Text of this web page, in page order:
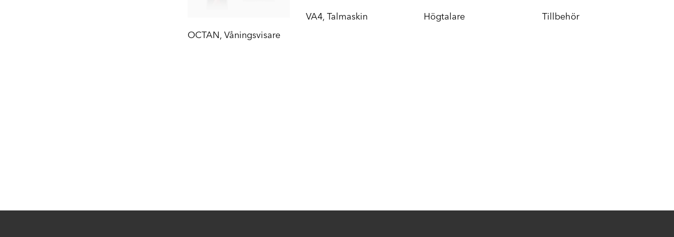
OCTAN, Våningsvisare
VA4, Talmaskin Högtalare Tillbehör